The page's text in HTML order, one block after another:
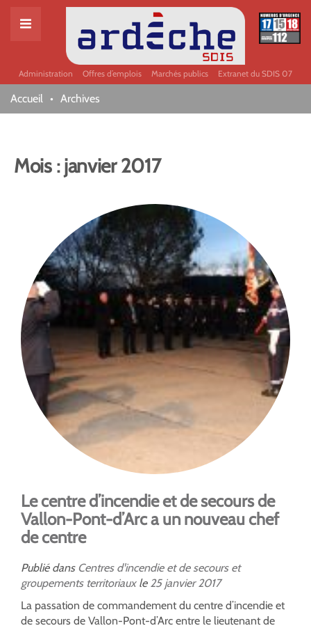
Administration Offres d’emplois Marchés publics Extranet du SDIS 07
Accueil Archives
Mois :janvier 2017
Le centre d’incendie et de secours de
Vallon-Pont-d’Arc a un nouveau chef
de centre
Publié dans Centres d'incendie et de secours et
groupements territoriauxle 25 janvier 2017
La passation de commandement du centre d’incendie et
de secours de Vallon-Pont-d’Arc entre le lieutenant de